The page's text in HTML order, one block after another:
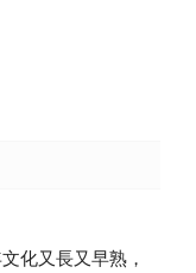
化又長又早熟，